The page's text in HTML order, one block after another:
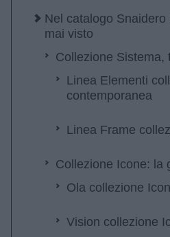
Nel catalogo
mai visto
Collezione Sistema,
Linea Elementi
contemporanea
Linea Frame
Collezione Icone: la
Ola collezione
Vision collezione